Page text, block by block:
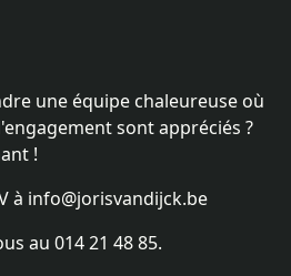
une équipe chaleureuse où
sont appréciés ?
!
à info@jorisvandijck.be
au 014 21 48 85.